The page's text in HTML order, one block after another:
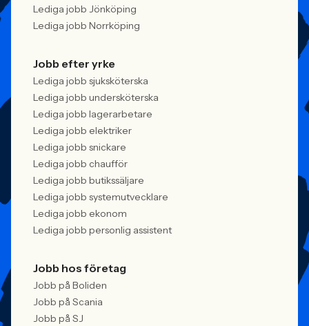
Lediga jobb Jönköping
Lediga jobb Norrköping
Jobb efter yrke
Lediga jobb sjuksköterska
Lediga jobb undersköterska
Lediga jobb lagerarbetare
Lediga jobb elektriker
Lediga jobb snickare
Lediga jobb chaufför
Lediga jobb butikssäljare
Lediga jobb systemutvecklare
Lediga jobb ekonom
Lediga jobb personlig assistent
Jobb hos företag
Jobb på Boliden
Jobb på Scania
Jobb på SJ